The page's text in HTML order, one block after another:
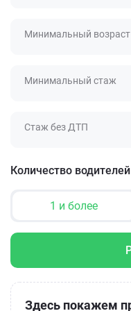
Минимальный возраст
Минимальный стаж
Стаж без ДТП
Количество
1 и более
Здесь покажем